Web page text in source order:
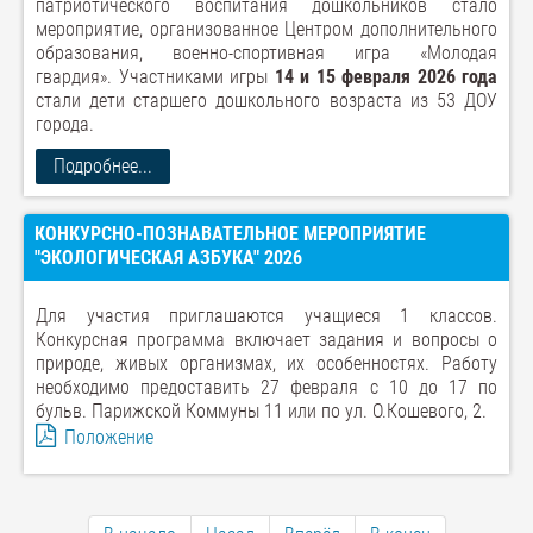
патриотического воспитания дошкольников стало
мероприятие, организованное Центром дополнительного
образования, военно-спортивная игра «Молодая
гвардия». Участниками игры 14 и 15 февраля 2026 года
стали дети старшего дошкольного возраста из 53 ДОУ
города.
Подробнее...
КОНКУРСНО-ПОЗНАВАТЕЛЬНОЕ МЕРОПРИЯТИЕ
"ЭКОЛОГИЧЕСКАЯ АЗБУКА" 2026
Для участия приглашаются учащиеся 1 классов.
Конкурсная программа включает задания и вопросы о
природе, живых организмах, их особенностях. Работу
необходимо предоставить 27 февраля с 10 до 17 по
бульв. Парижской Коммуны 11 или по ул. О.Кошевого, 2.
Положение